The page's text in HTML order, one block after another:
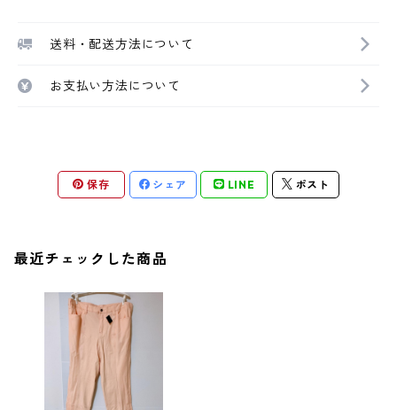
送料・配送方法について
お支払い方法について
保存 シェア LINE ポスト
最近チェックした商品